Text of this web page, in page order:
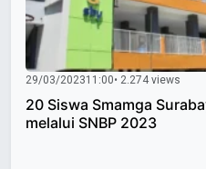
29/03/202311:00• 2.274 views
20 Siswa Smamga
melalui SNBP 2023